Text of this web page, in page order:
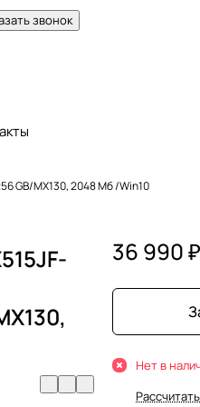
звонок
GB/MX130, 2048 Мб /Win10
36 990 ₽
Нет в